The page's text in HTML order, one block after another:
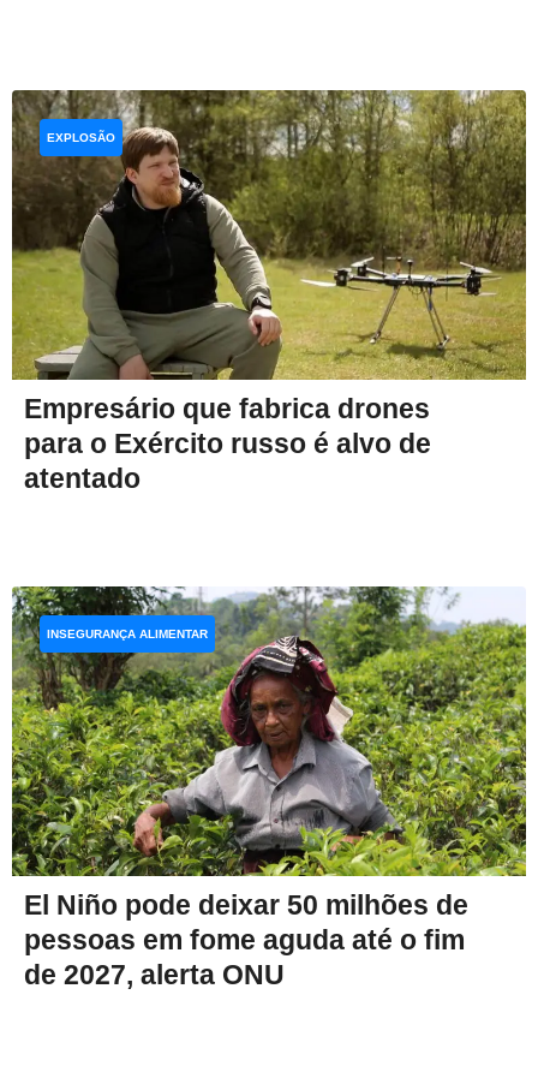
Empresário que fabrica drones
para o Exército russo é alvo de
atentado
EXPLOSÃO
El Niño pode deixar 50 milhões de
pessoas em fome aguda até o fim
de 2027, alerta ONU
INSEGURANÇA ALIMENTAR